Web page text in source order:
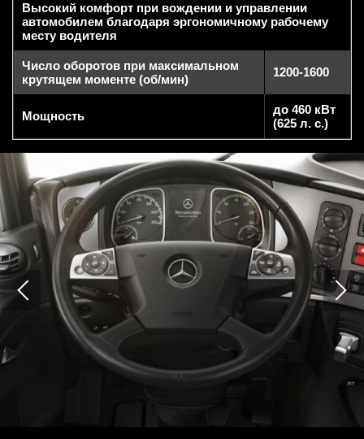
Высокий комфорт при вождении и управлении
автомобилем благодаря эргономичному рабочему
месту водителя
Число оборотов при максимальном
крутящем моменте (об/мин)
1200-1600
Мощность
до 460 кВт
(625 л. с.)